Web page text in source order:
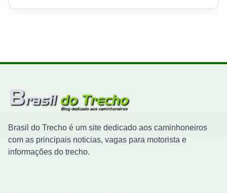
Brasil do Trecho é um site dedicado aos caminhoneiros
com as principais noticias, vagas para motorista e
informações do trecho.